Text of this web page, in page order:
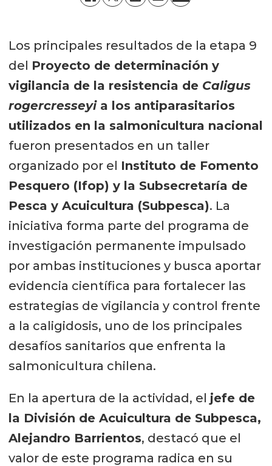
Los principales resultados de la etapa 9
del Proyecto de determinación y
vigilancia de la resistencia de Caligus
rogercresseyia los antiparasitarios
utilizados en la salmonicultura nacional
fueron presentados en un taller
organizado por el Instituto de Fomento
Pesquero (Ifop) y la Subsecretaría de
Pesca y Acuicultura (Subpesca). La
iniciativa forma parte del programa de
investigación permanente impulsado
por ambas instituciones y busca aportar
evidencia científica para fortalecer las
estrategias de vigilancia y control frente
a la caligidosis, uno de los principales
desafíos sanitarios que enfrenta la
salmonicultura chilena.
En la apertura de la actividad, el jefe de
la División de Acuicultura de Subpesca,
Alejandro Barrientos, destacó que el
valor de este programa radica en su